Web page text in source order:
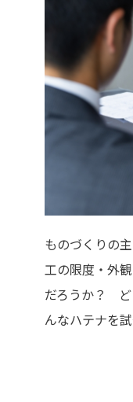
ものづくりの
工の限度・外
だろうか？ ど
んなハテナを